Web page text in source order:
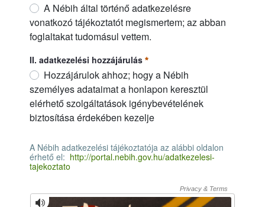
A Nébih által történő adatkezelésre
vonatkozó tájékoztatót megismertem; az abban
foglaltakat tudomásul vettem.
II. adatkezelési hozzájárulás
Hozzájárulok ahhoz; hogy a Nébih
személyes adataimat a honlapon keresztül
elérhető szolgáltatások igénybevételének
biztosítása érdekében kezelje
A Nébih adatkezelési tájékoztatója az alábbi oldalon
érhető el: http://portal.nebih.gov.hu/adatkezelesi-
tajekoztato
A Nébih adatkezelési tájékoztatója az alábbi oldalon érhető